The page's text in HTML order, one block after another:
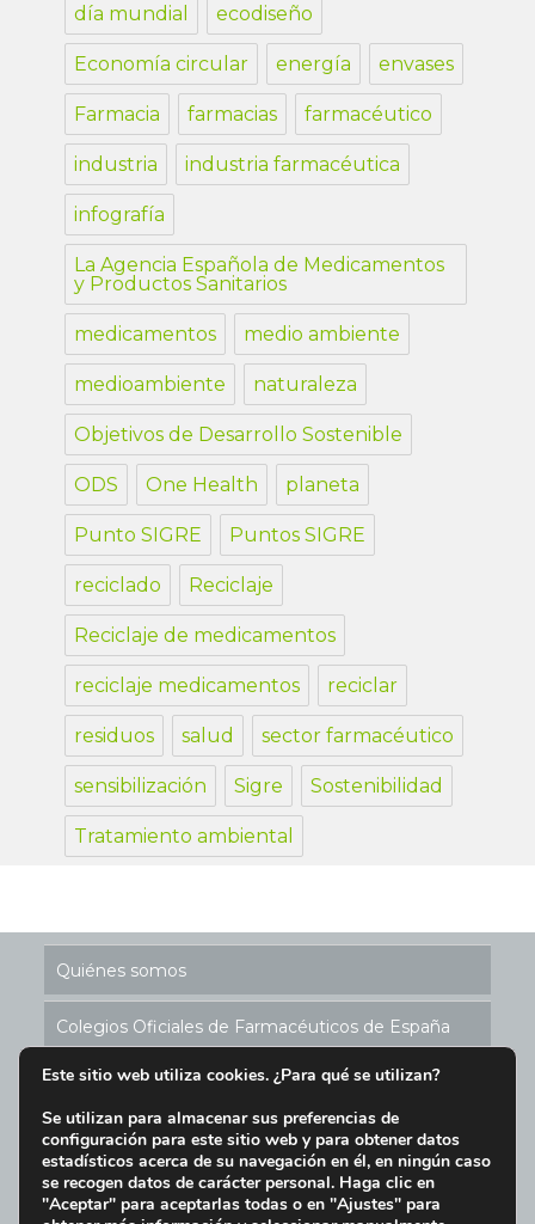
día mundial ecodiseño
Economía circular energía envases
Farmacia farmacias farmacéutico
industria industria farmacéutica
infografía
La Agencia Española de Medicamentos
y Productos Sanitarios
medicamentos medio ambiente
medioambiente naturaleza
Objetivos de Desarrollo Sostenible
ODS One Health planeta
Punto SIGRE Puntos SIGRE
reciclado Reciclaje
Reciclaje de medicamentos
reciclaje medicamentos reciclar
residuos salud sector farmacéutico
sensibilización Sigre Sostenibilidad
Tratamiento ambiental
Quiénes somos
Colegios Oficiales de Farmacéuticos de España
Historia de los Puntos SIGRE
Ubicación Puntos SIGRE en España
Aviso Legal y Condiciones de Uso del Sitio Web
Este sitio web utiliza cookies. ¿Para qué se utilizan?
Se utilizan para almacenar sus preferencias de
configuración para este sitio web y para obtener datos
estadísticos acerca de su navegación en él, en ningún caso
se recogen datos de carácter personal. Haga clic en
"Aceptar" para aceptarlas todas o en "Ajustes" para